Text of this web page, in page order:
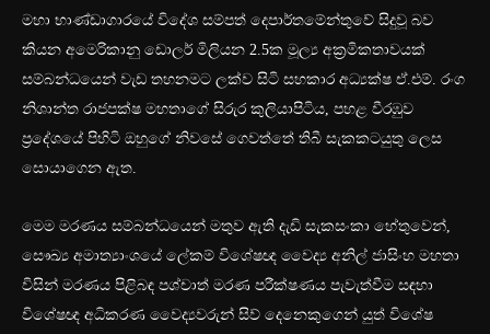
මහා භාණ්ඩාගාරයේ විදේශ සම්පත් දෙපාර්තමේන්තුවේ සිදුවූ බව
කියන අමෙරිකානු ඩොලර් මිලියන 2.5ක මූල්‍ය අක්‍රමිකතාවයක්
සම්බන්ධයෙන් වැඩ තහනමට ලක්ව සිටි සහකාර අධ්‍යක්ෂ ඒ.එම්. රංග
නිශාන්ත රාජපක්ෂ මහතාගේ සිරුර කුලියාපිටිය, පහළ වීරඹුව
ප්‍රදේශයේ පිහිටි ඔහුගේ නිවසේ ගෙවත්තේ තිබී සැකකටයුතු ලෙස
සොයාගෙන ඇත.
මෙම මරණය සම්බන්ධයෙන් මතුව ඇති දැඩි සැකසංකා හේතුවෙන්,
සෞඛ්‍ය අමාත්‍යාංශයේ ලේකම් විශේෂඥ වෛද්‍ය අනිල් ජාසිංහ මහතා
විසින් මරණය පිළිබඳ පශ්චාත් මරණ පරීක්ෂණය පැවැත්වීම සඳහා
විශේෂඥ අධිකරණ වෛද්‍යවරුන් සිව් දෙනෙකුගෙන් යුත් විශේෂ